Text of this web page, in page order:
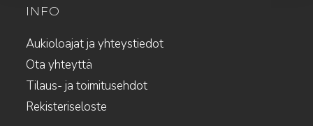
INFO
Aukioloajat ja yhteystiedot
Ota yhteyttä
Tilaus- ja toimitusehdot
Rekisteriseloste